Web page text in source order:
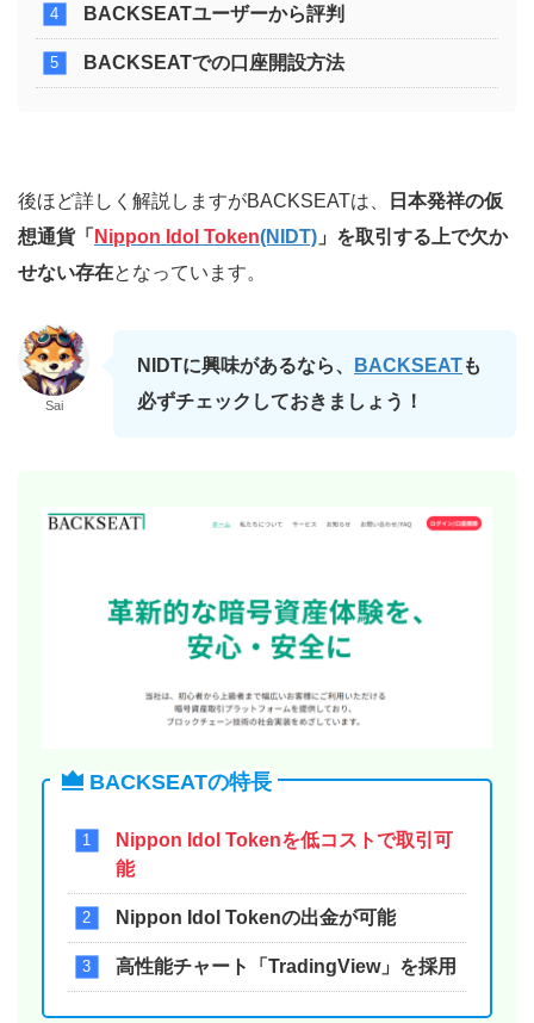
BACKSEATユーザーから評判
BACKSEATでの口座開設方法
後ほど詳しく解説しますがBACKSEATは、
日本発祥の仮
想通貨「 Nippon Idol Token(NIDT) 」を取引する上で欠か
せない存在となっています。
Sai
NIDTに興味があるなら、 BACKSEATも
必ずチェックしておきましょう！
BACKSEATの特長
Nippon Idol Tokenを低コストで取引可
能
Nippon Idol Tokenの出金が可能
高性能チャート「TradingView」を採用